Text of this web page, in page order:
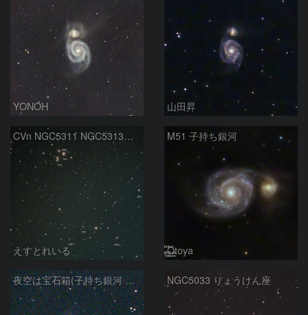
YONOH 山田昇
CVn NGC5311 NGC5313付近
えすとれいる
M51 子持ち銀河
Otoya
夜空は宝石箱(子持ち銀河 M51) Seestar50 NGC5033 りょうけん座